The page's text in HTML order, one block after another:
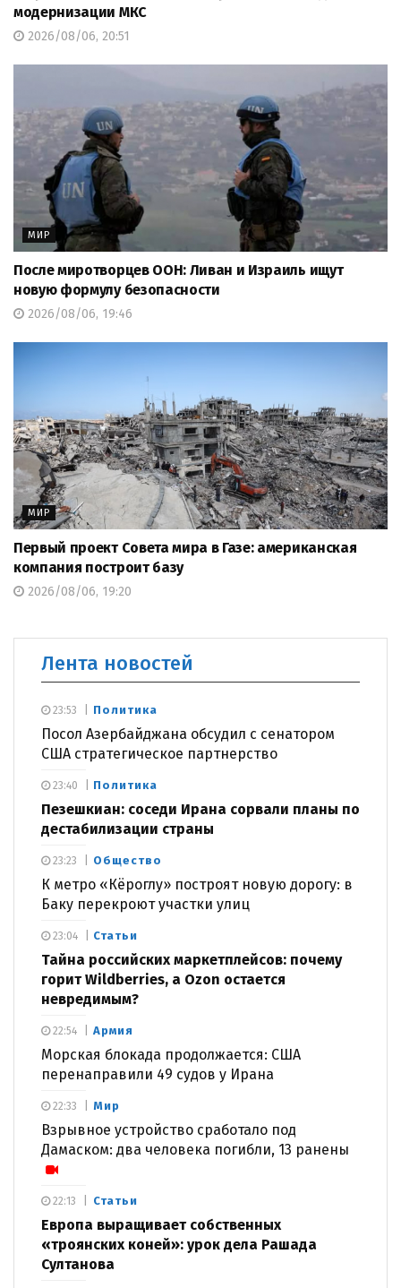
модернизации МКС
2026/08/06, 20:51
МИР
После миротворцев ООН: Ливан и Израиль ищут
новую формулу безопасности
2026/08/06, 19:46
МИР
Первый проект Совета мира в Газе: американская
компания построит базу
2026/08/06, 19:20
Лента новостей
Политика
Посол Азербайджана обсудил с сенатором
США стратегическое партнерство
23:53
Политика
Пезешкиан: соседи Ирана сорвали планы по
дестабилизации страны
23:40
Общество
К метро «Кёроглу» построят новую дорогу: в
Баку перекроют участки улиц
23:23
Статьи
Тайна российских маркетплейсов: почему
горит Wildberries, а Ozon остается
невредимым?
23:04
Армия
Морская блокада продолжается: США
перенаправили 49 судов у Ирана
22:54
Мир
Взрывное устройство сработало под
Дамаском: два человека погибли, 13 ранены
22:33
Статьи
Европа выращивает собственных
«троянских коней»: урок дела Рашада
Султанова
22:13